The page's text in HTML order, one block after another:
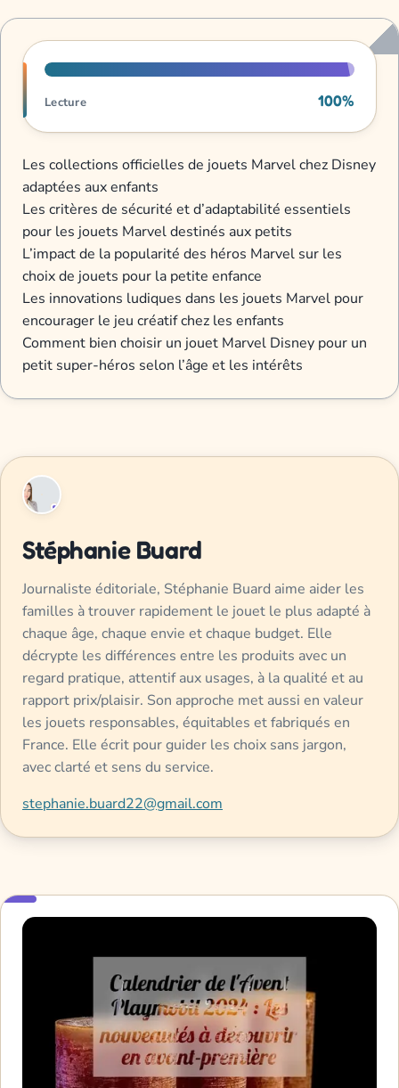
Progression de lecture
Lecture 100%
Les collections officielles de jouets Marvel chez Disney
adaptées aux enfants
Les critères de sécurité et d’adaptabilité essentiels
pour les jouets Marvel destinés aux petits
L’impact de la popularité des héros Marvel sur les
choix de jouets pour la petite enfance
Les innovations ludiques dans les jouets Marvel pour
encourager le jeu créatif chez les enfants
Comment bien choisir un jouet Marvel Disney pour un
petit super-héros selon l’âge et les intérêts
Stéphanie Buard
Journaliste éditoriale, Stéphanie Buard aime aider les
familles à trouver rapidement le jouet le plus adapté à
chaque âge, chaque envie et chaque budget. Elle
décrypte les différences entre les produits avec un
regard pratique, attentif aux usages, à la qualité et au
rapport prix/plaisir. Son approche met aussi en valeur
les jouets responsables, équitables et fabriqués en
France. Elle écrit pour guider les choix sans jargon,
avec clarté et sens du service.
stephanie.buard22@gmail.com